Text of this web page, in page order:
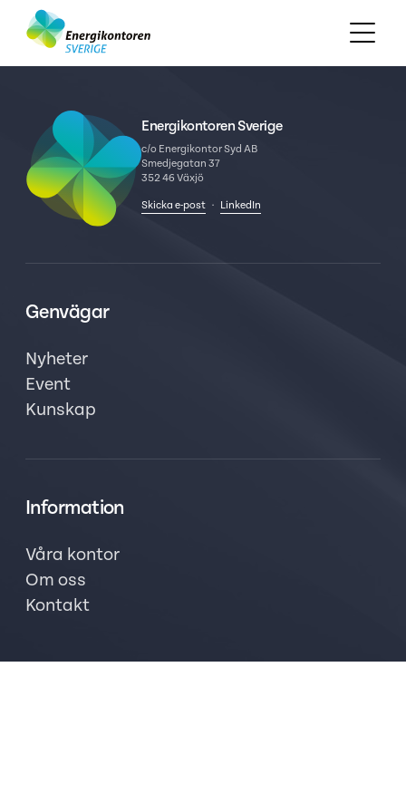
Energikontoren Sverige
c/o Energikontor Syd AB
Smedjegatan 37
352 46 Växjö
Skicka e-post · LinkedIn
Genvägar
Nyheter
Event
Kunskap
Information
Våra kontor
Om oss
Kontakt